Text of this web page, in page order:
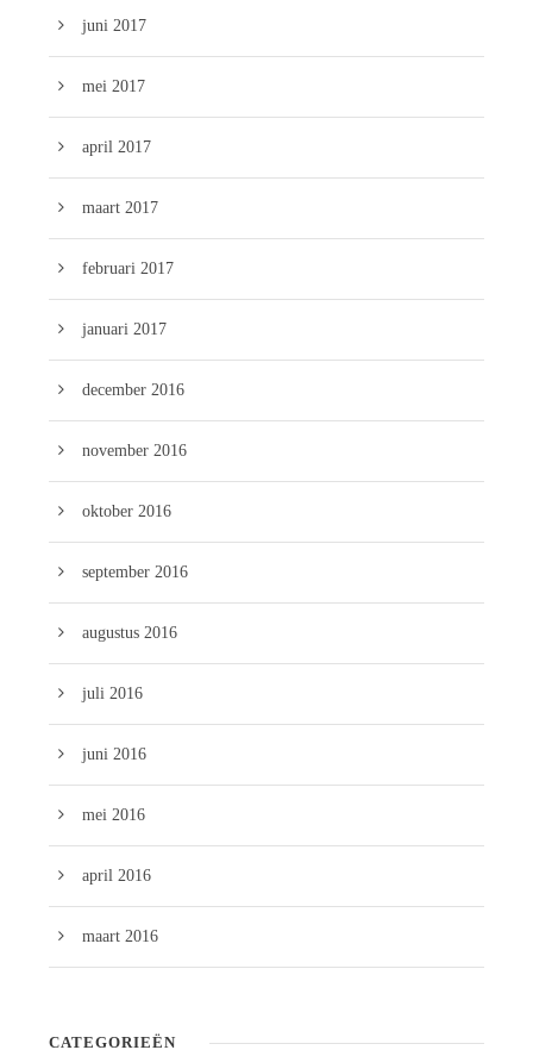
juni 2017
mei 2017
april 2017
maart 2017
februari 2017
januari 2017
december 2016
november 2016
oktober 2016
september 2016
augustus 2016
juli 2016
juni 2016
mei 2016
april 2016
maart 2016
CATEGORIEËN